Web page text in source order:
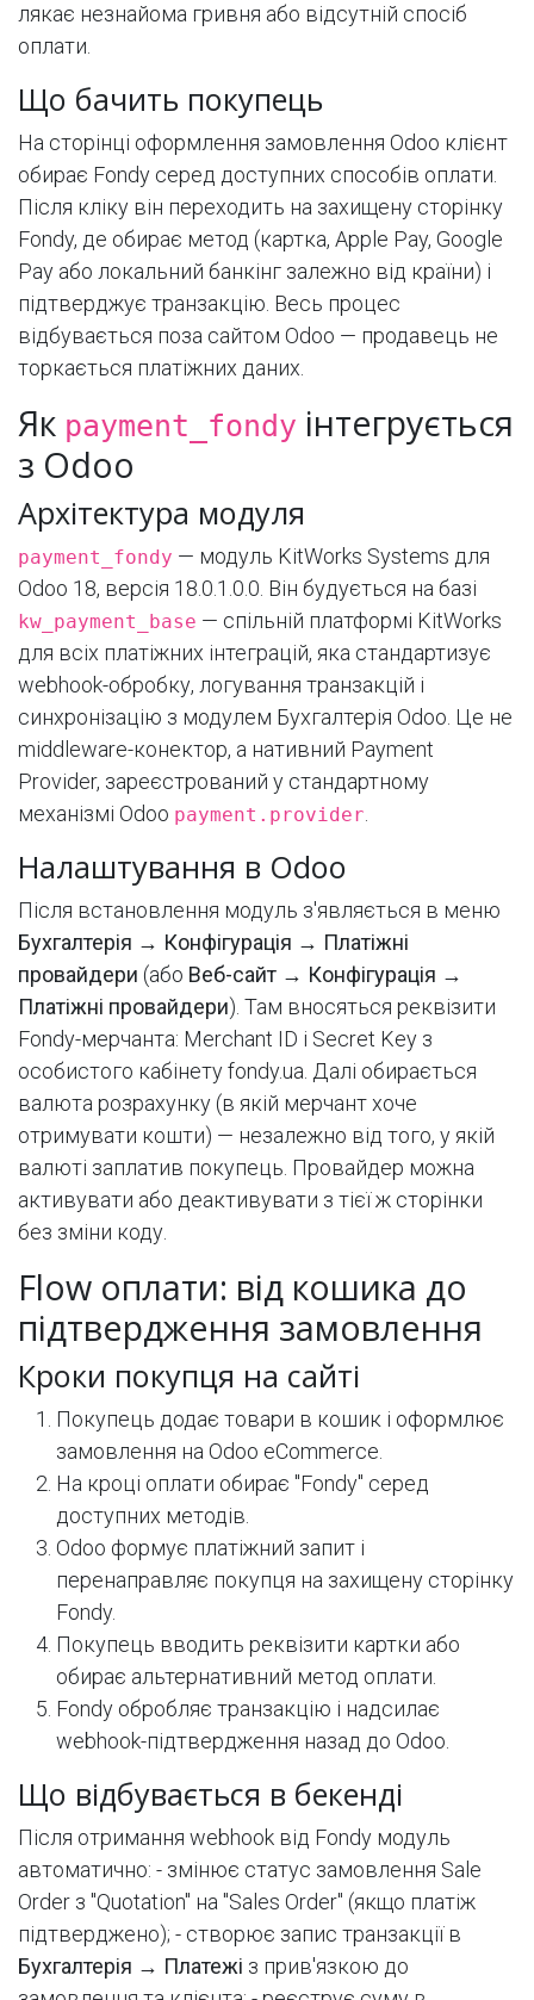
лякає незнайома гривня або відсутній спосіб
оплати.
Що бачить покупець
На сторінці оформлення замовлення Odoo клієнт
обирає Fondy серед доступних способів оплати.
Після кліку він переходить на захищену сторінку
Fondy, де обирає метод (картка, Apple Pay, Google
Pay або локальний банкінг залежно від країни) і
підтверджує транзакцію. Весь процес
відбувається поза сайтом Odoo — продавець не
торкається платіжних даних.
Як payment_fondy інтегрується
з Odoo
Архітектура модуля
payment_fondy — модуль KitWorks Systems для
Odoo 18, версія 18.0.1.0.0. Він будується на базі
kw_payment_base — спільній платформі KitWorks
для всіх платіжних інтеграцій, яка стандартизує
webhook-обробку, логування транзакцій і
синхронізацію з модулем Бухгалтерія Odoo. Це не
middleware-конектор, а нативний Payment
Provider, зареєстрований у стандартному
механізмі Odoo payment.provider
Налаштування в Odoo
Після встановлення модуль з'являється в меню
Бухгалтерія → Конфігурація → Платіжні
провайдери (або Веб-сайт → Конфігурація →
Платіжні провайдери). Там вносяться реквізити
Fondy-мерчанта: Merchant ID і Secret Key з
особистого кабінету fondy.ua. Далі обирається
валюта розрахунку (в якій мерчант хоче
отримувати кошти) — незалежно від того, у якій
валюті заплатив покупець. Провайдер можна
активувати або деактивувати з тієї ж сторінки
без зміни коду.
Flow оплати: від кошика до
підтвердження замовлення
Кроки покупця на сайті
Покупець додає товари в кошик і оформлює
замовлення на Odoo eCommerce.
На кроці оплати обирає "Fondy" серед
доступних методів.
Odoo формує платіжний запит і
перенаправляє покупця на захищену сторінку
Fondy.
Покупець вводить реквізити картки або
обирає альтернативний метод оплати.
Fondy обробляє транзакцію і надсилає
webhook-підтвердження назад до Odoo.
Що відбувається в бекенді
Після отримання webhook від Fondy модуль
автоматично: - змінює статус замовлення Sale
Order з "Quotation" на "Sales Order" (якщо платіж
підтверджено); - створює запис транзакції в
Бухгалтерія → Платежі з прив'язкою до